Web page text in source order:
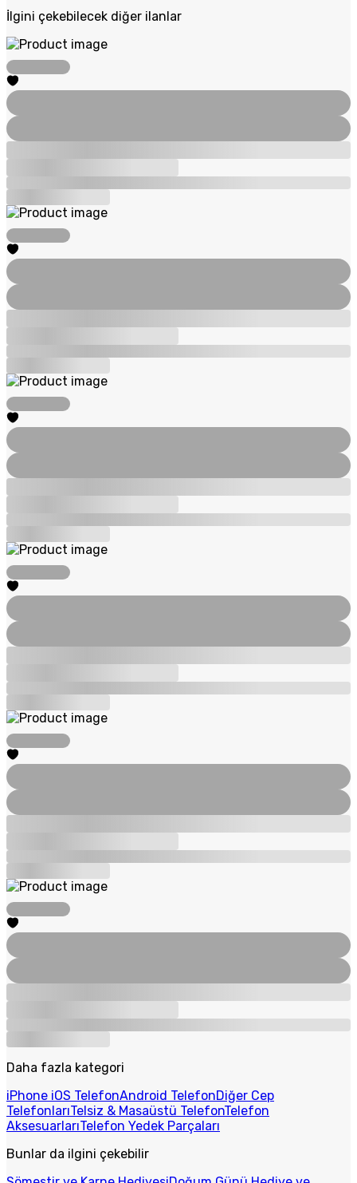
İlgini çekebilecek diğer ilanlar
Daha fazla kategori
iPhone iOS TelefonAndroid TelefonDiğer Cep
TelefonlarıTelsiz & Masaüstü TelefonTelefon
AksesuarlarıTelefon Yedek Parçaları
Bunlar da ilgini çekebilir